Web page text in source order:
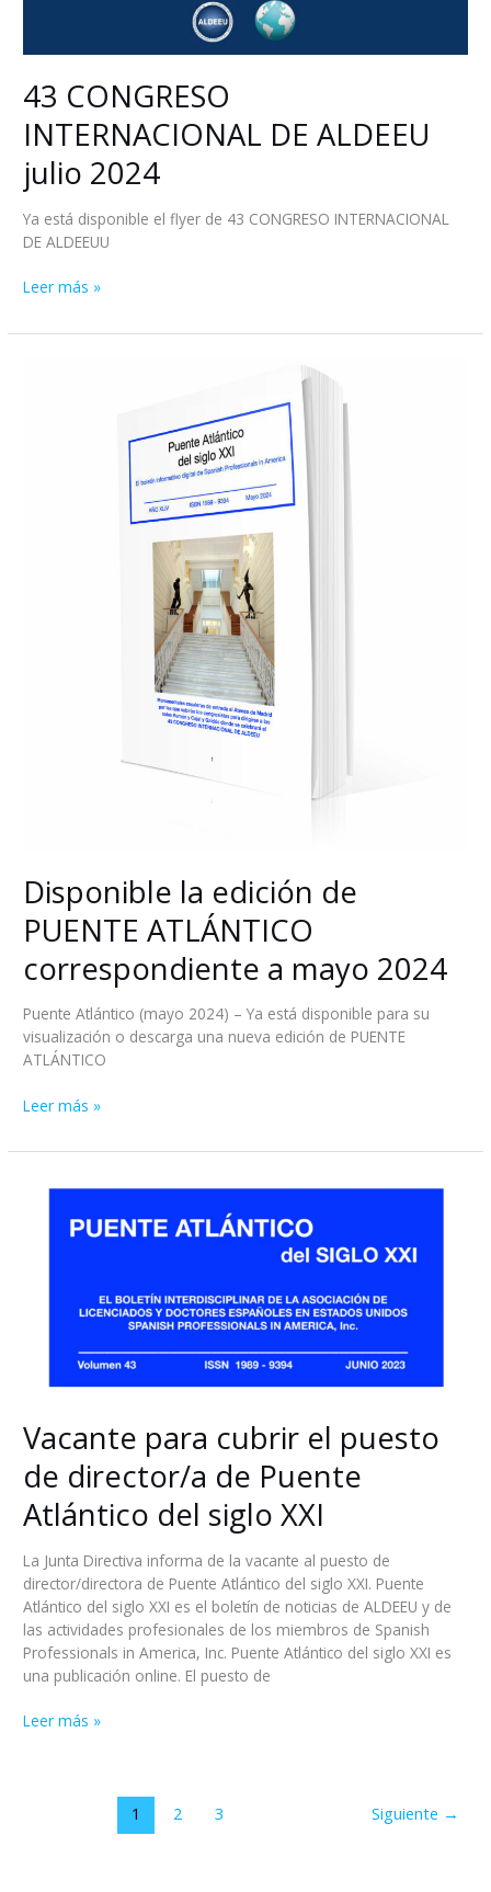
43 CONGRESO
INTERNACIONAL DE ALDEEU
julio 2024
Ya está disponible el flyer de 43 CONGRESO INTERNACIONAL
DE ALDEEUU
Leer más »
Disponible la edición de
PUENTE ATLÁNTICO
correspondiente a mayo 2024
Puente Atlántico (mayo 2024) – Ya está disponible para su
visualización o descarga una nueva edición de PUENTE
ATLÁNTICO
correspondiente
Leer más »
Vacante para cubrir el puesto
de director/a de Puente
Atlántico del siglo XXI
La Junta Directiva informa de la vacante al puesto de
director/directora de Puente Atlántico del siglo XXI. Puente
Atlántico del siglo XXI es el boletín de noticias de ALDEEU y de
las actividades profesionales de los miembros de Spanish
Professionals in America, Inc. Puente Atlántico del siglo XXI es
una publicación online. El puesto de
Vacante
director/a
Atlántico
siglo
XXI
Leer más »
1 2 3 Siguiente →